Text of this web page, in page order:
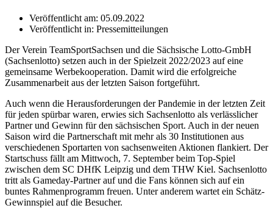
Veröffentlicht am: 05.09.2022
Veröffentlicht in: Pressemitteilungen
Der Verein TeamSportSachsen und die Sächsische Lotto-GmbH
(Sachsenlotto) setzen auch in der Spielzeit 2022/2023 auf eine
gemeinsame Werbekooperation. Damit wird die erfolgreiche
Zusammenarbeit aus der letzten Saison fortgeführt.
Auch wenn die Herausforderungen der Pandemie in der letzten Zeit
für jeden spürbar waren, erwies sich Sachsenlotto als verlässlicher
Partner und Gewinn für den sächsischen Sport. Auch in der neuen
Saison wird die Partnerschaft mit mehr als 30 Institutionen aus
verschiedenen Sportarten von sachsenweiten Aktionen flankiert. Der
Startschuss fällt am Mittwoch, 7. September beim Top-Spiel
zwischen dem SC DHfK Leipzig und dem THW Kiel. Sachsenlotto
tritt als Gameday-Partner auf und die Fans können sich auf ein
buntes Rahmenprogramm freuen. Unter anderem wartet ein Schätz-
Gewinnspiel auf die Besucher.